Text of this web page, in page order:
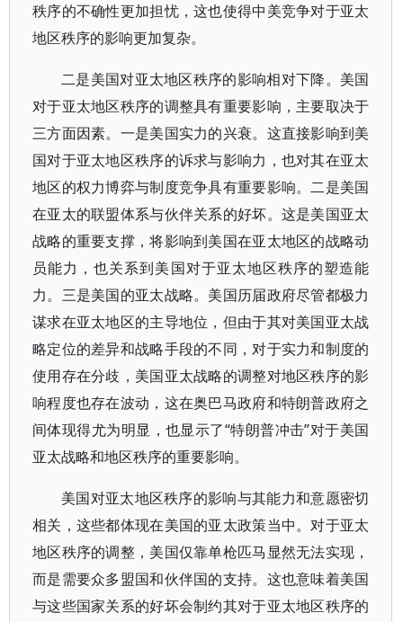
秩序的不确性更加担忧，这也使得中美竞争对于亚太
地区秩序的影响更加复杂。
二是美国对亚太地区秩序的影响相对下降。美国
对于亚太地区秩序的调整具有重要影响，主要取决于
三方面因素。一是美国实力的兴衰。这直接影响到美
国对于亚太地区秩序的诉求与影响力，也对其在亚太
地区的权力博弈与制度竞争具有重要影响。二是美国
在亚太的联盟体系与伙伴关系的好坏。这是美国亚太
战略的重要支撑，将影响到美国在亚太地区的战略动
员能力，也关系到美国对于亚太地区秩序的塑造能
力。三是美国的亚太战略。美国历届政府尽管都极力
谋求在亚太地区的主导地位，但由于其对美国亚太战
略定位的差异和战略手段的不同，对于实力和制度的
使用存在分歧，美国亚太战略的调整对地区秩序的影
响程度也存在波动，这在奥巴马政府和特朗普政府之
间体现得尤为明显，也显示了“特朗普冲击”对于美国
亚太战略和地区秩序的重要影响。
美国对亚太地区秩序的影响与其能力和意愿密切
相关，这些都体现在美国的亚太政策当中。对于亚太
地区秩序的调整，美国仅靠单枪匹马显然无法实现，
而是需要众多盟国和伙伴国的支持。这也意味着美国
与这些国家关系的好坏会制约其对于亚太地区秩序的